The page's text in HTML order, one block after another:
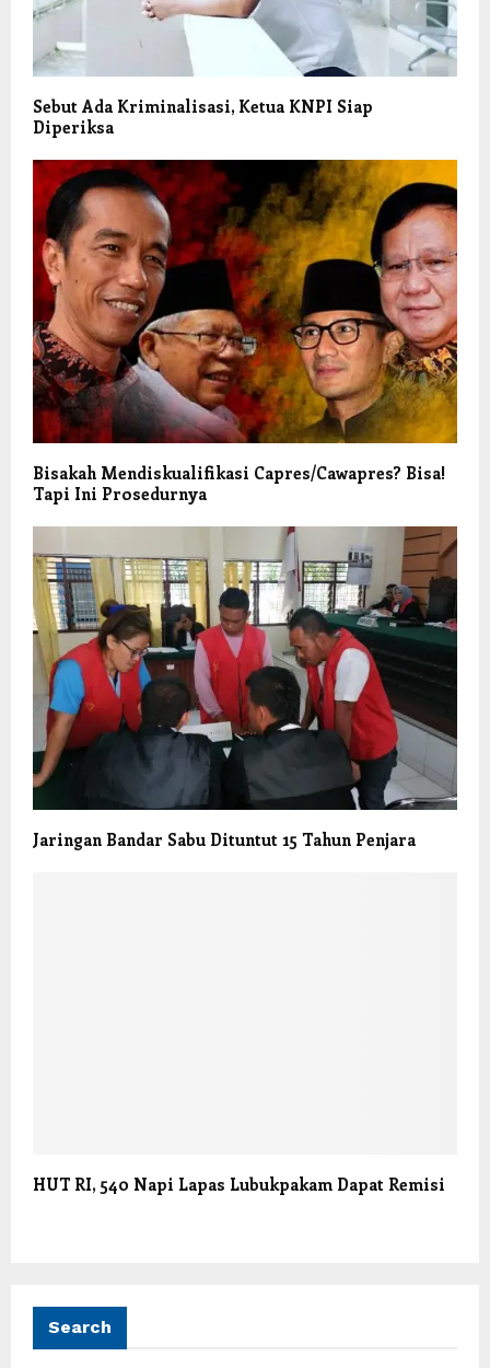
Sebut Ada Kriminalisasi, Ketua KNPI Siap
Diperiksa
Bisakah Mendiskualifikasi Capres/Cawapres? Bisa!
Tapi Ini Prosedurnya
Jaringan Bandar Sabu Dituntut 15 Tahun Penjara
HUT RI, 540 Napi Lapas Lubukpakam Dapat Remisi
Search